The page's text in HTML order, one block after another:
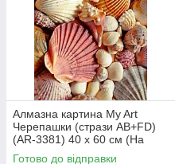
Алмазна картина My Art
Черепашки (стрази AB+FD)
(AR-3381) 40 х 60 см (На
підрамнику)
Готово до відправки